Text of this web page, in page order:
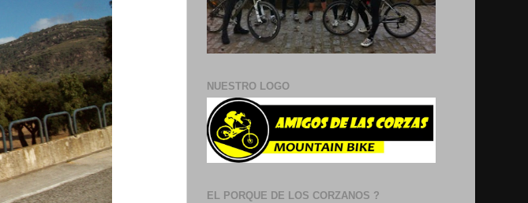
NUESTRO LOGO
EL PORQUE DE LOS CORZANOS ?